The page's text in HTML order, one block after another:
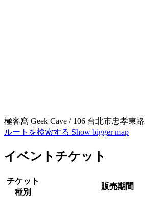
極客窩 Geek Cave / 106 台北市忠孝東
ルートを検索する Show bigger map
イベントチケット
チケット
種別
販売期間